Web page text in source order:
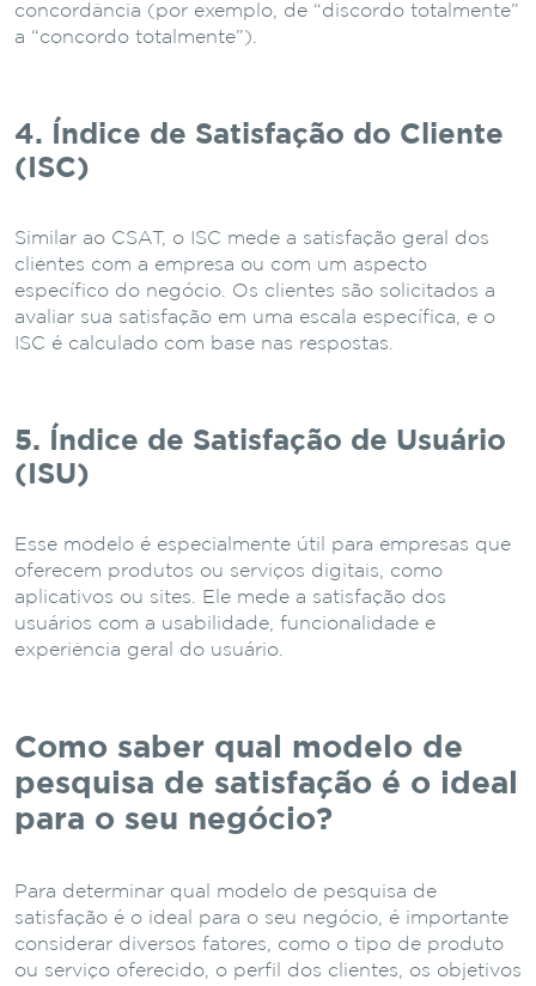
concordância (por exemplo, de “discordo totalmente”
a “concordo totalmente”).
4. Índice de Satisfação do Cliente
(ISC)
Similar ao CSAT, o ISC mede a satisfação geral dos
clientes com a empresa ou com um aspecto
específico do negócio. Os clientes são solicitados a
avaliar sua satisfação em uma escala específica, e o
ISC é calculado com base nas respostas.
5. Índice de Satisfação de Usuário
(ISU)
Esse modelo é especialmente útil para empresas que
oferecem produtos ou serviços digitais, como
aplicativos ou sites. Ele mede a satisfação dos
usuários com a usabilidade, funcionalidade e
experiência geral do usuário.
Como saber qual modelo de
pesquisa de satisfação é o ideal
para o seu negócio?
Para determinar qual modelo de pesquisa de
satisfação é o ideal para o seu negócio, é importante
considerar diversos fatores, como o tipo de produto
ou serviço oferecido, o perfil dos clientes, os objetivos